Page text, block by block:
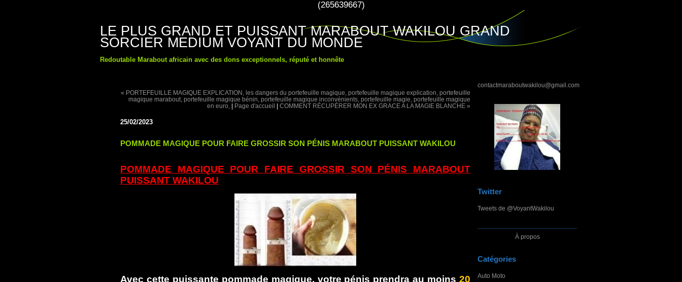
(265639667)
LE PLUS GRAND ET PUISSANT MARABOUT WAKILOU GRAND
SORCIER MEDIUM VOYANT DU MONDE
Redoutable Marabout africain avec des dons exceptionnels, réputé et honnête
contactmaraboutwakilou@gmail.com
Twitter
Tweets de @VoyantWakilou
À propos
Catégories
Auto Moto
« PORTEFEUILLE MAGIQUE EXPLICATION, les dangers du portefeuille magique, portefeuille magique explication, portefeuille
magique marabout, portefeuille magique bénin, portefeuille magique inconvénients, portefeuille magie, portefeuille magique
en euro,
| Page d'accueil | COMMENT RÉCUPÉRER MON EX GRACE A LA MAGIE BLANCHE »
25/02/2023
POMMADE MAGIQUE POUR FAIRE GROSSIR SON PÉNIS MARABOUT PUISSANT WAKILOU
POMMADE MAGIQUE POUR FAIRE GROSSIR SON PÉNIS MARABOUT
PUISSANT WAKILOU
Avec cette puissante pommade magique, votre pénis prendra au moins 20